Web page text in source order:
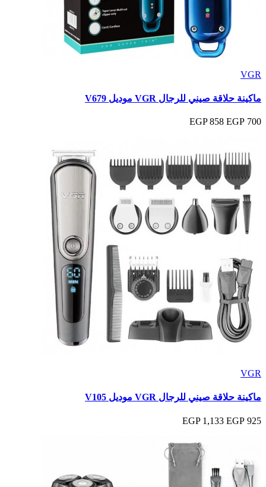
VGR
ماكينة حلاقة صيني للرجال VGR موديل V679
700 EGP
858 EGP
VGR
ماكينة حلاقة صيني للرجال VGR موديل V105
925 EGP
1,133 EGP